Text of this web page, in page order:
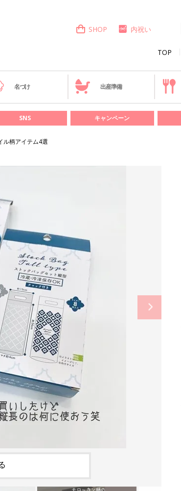
TOP
SHOP 内祝い
名づけ 出産準備
SNS キャンペーン
ル柄アイテム4選